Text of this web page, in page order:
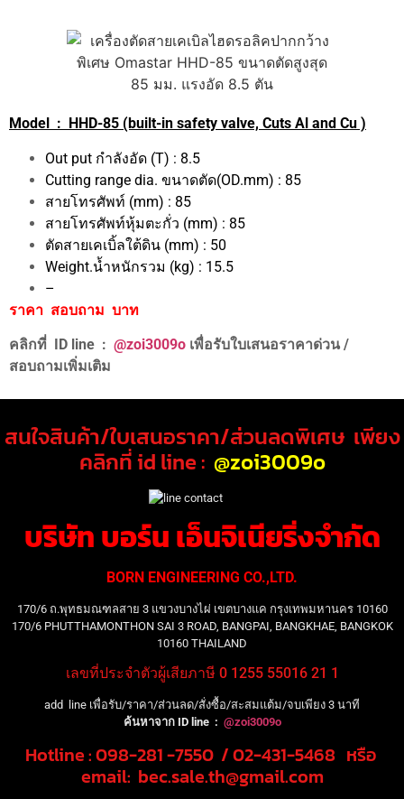
Model : HHD-85 (built-in safety valve, Cuts Al and Cu )
Out put กำลังอัด (T) : 8.5
Cutting range dia. ขนาดตัด(OD.mm) : 85
สายโทรศัพท์ (mm) : 85
สายโทรศัพท์หุ้มตะกั่ว (mm) : 85
ตัดสายเคเบิ้ลใต้ดิน (mm) : 50
Weight.น้ำหนักรวม (kg) : 15.5
–
ราคา สอบถาม บาท
คลิกที่ ID line : @zoi3009o เพื่อรับใบเสนอราคาด่วน /
สอบถามเพิ่มเติม
สนใจสินค้า/ใบเสนอราคา/ส่วนลดพิเศษ เพียง
คลิกที่ id line : @zoi3009o
บริษัท บอร์น เอ็นจิเนียริ่งจำกัด
BORN ENGINEERING CO.,LTD.
170/6 ถ.พุทธมณฑลสาย 3 แขวงบางไผ่ เขตบางแค กรุงเทพมหานคร 10160
170/6 PHUTTHAMONTHON SAI 3 ROAD, BANGPAI, BANGKHAE, BANGKOK
10160 THAILAND
เลขที่ประจำตัวผู้เสียภาษี 0 1255 55016 21 1
add line เพื่อรับ/ราคา/ส่วนลด/สั่งซื้อ/สะสมแต้ม/จบเพียง 3 นาที
ค้นหาจาก ID line : @zoi3009o
Hotline : 098-281 -7550 / 02-431-5468 หรือ
email: bec.sale.th@gmail.com